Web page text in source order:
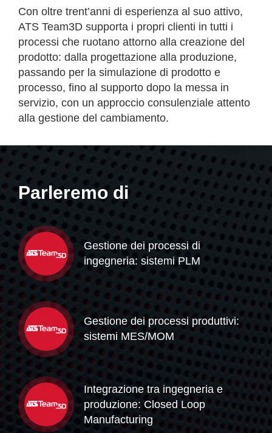
Con oltre trent’anni di esperienza al suo attivo,
ATS Team3D supporta i propri clienti in tutti i
processi che ruotano attorno alla creazione del
prodotto: dalla progettazione alla produzione,
passando per la simulazione di prodotto e
processo, fino al supporto dopo la messa in
servizio, con un approccio consulenziale attento
alla gestione del cambiamento.
Parleremo di
Gestione dei processi di
ingegneria: sistemi PLM
Gestione dei processi produttivi:
sistemi MES/MOM
Integrazione tra ingegneria e
produzione: Closed Loop
Manufacturing